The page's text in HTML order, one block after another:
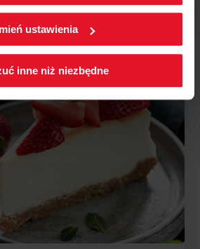
zmienić wybrane przez Ciebie
wchodząc w zakładkę
ustawienia
inne niż niezbędne